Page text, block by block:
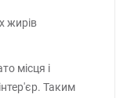
жирів
місця і
Таким